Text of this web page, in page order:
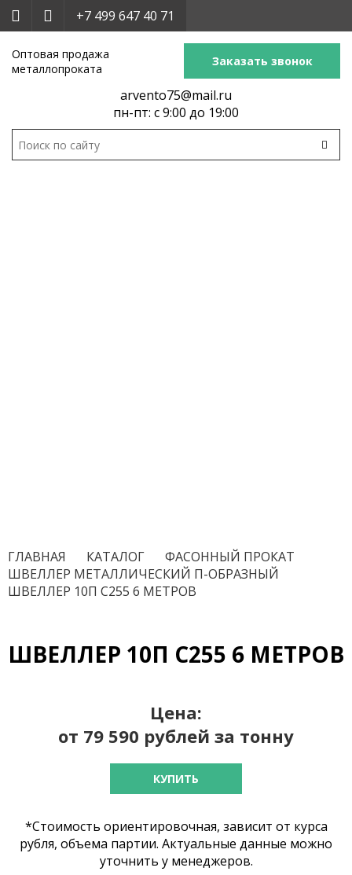
Оптовая продажа
металлопроката
arvento75@mail.ru
пн-пт: с 9:00 до 19:00
Заказать звонок
ГЛАВНАЯ КАТАЛОГ ФАСОННЫЙ ПРОКАТ
ШВЕЛЛЕР МЕТАЛЛИЧЕСКИЙ П-ОБРАЗНЫЙ
ШВЕЛЛЕР 10П С255 6 МЕТРОВ
ШВЕЛЛЕР 10П С255 6 МЕТРОВ
Цена:
от 79 590 рублей за тонну
КУПИТЬ
*Стоимость ориентировочная, зависит от курса
рубля, объема партии. Актуальные данные можно
уточнить у менеджеров.
+7 499 647 40 71